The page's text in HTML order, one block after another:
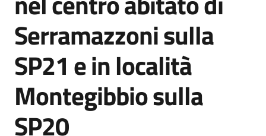
Menu selezionato
Servizi
Vivere
Prignano
sulla
Secchia
Serramazzoni sulla
SP21 e in località
Montegibbio sulla
SP20